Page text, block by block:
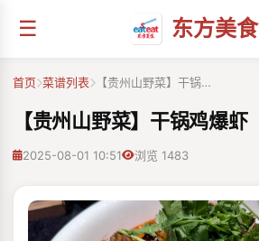
☰ 东方美食
首页 菜谱列表 【贵州山野菜】干锅…
【贵州山野菜】干锅鸡爆虾
2025-08-01 10:51 浏览 1483